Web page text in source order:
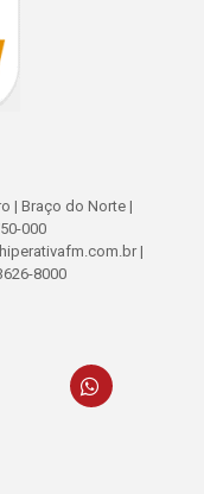
| Braço do Norte |
000
|
8000